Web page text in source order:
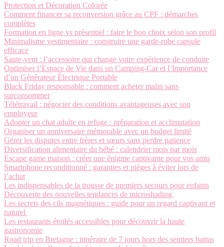
Protection et Décoration Colorée
Comment financer sa reconversion grâce au CPF : démarches
complètes
Formation en ligne vs présentiel : faire le bon choix selon son profil
Minimalisme vestimentaire : construire une garde-robe capsule
efficace
Saute-vent : l’accessoire qui change votre expérience de conduite
Optimiser l’Espace de Vie dans un Camping-Car et l’Importance
d’un Générateur Électrique Portable
Black Friday responsable : comment acheter malin sans
surconsommer
Télétravail : négocier des conditions avantageuses avec son
employeur
Adopter un chat adulte en refuge : préparation et acclimatation
Organiser un anniversaire mémorable avec un budget limité
Gérer les disputes entre frères et sœurs sans perdre patience
Diversification alimentaire du bébé : calendrier mois par mois
Escape game maison : créer une énigme captivante pour vos amis
Smartphone reconditionné : garanties et pièges à éviter lors de
l’achat
Les indispensables de la trousse de premiers secours pour enfants
Découverte des nouvelles tendances de microshading
Les secrets des cils magnétiques : guide pour un regard captivant et
naturel
Les restaurants étoilés accessibles pour découvrir la haute
gastronomie
Road trip en Bretagne : itinéraire de 7 jours hors des sentiers battus